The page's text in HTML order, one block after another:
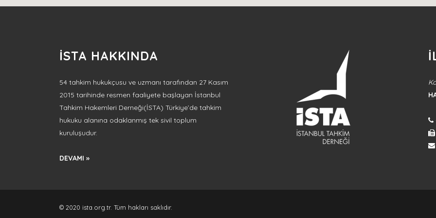
İSTA HAKKINDA
54 tahkim hukukçusu ve uzmanı tarafından 27 Kasım
2015 tarihinde resmen faaliyete başlayan İstanbul
Tahkim Hakemleri Derneği(İSTA) Türkiye’de tahkim
hukuku alanına odaklanmış tek sivil toplum
kuruluşudur.
DEVAMI »
© 2020 ista.org.tr. Tüm hakları saklıdır.